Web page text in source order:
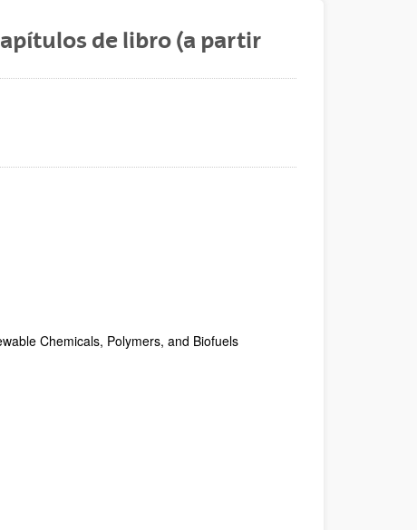
de libro (a partir
Chemicals, Polymers, and Biofuels